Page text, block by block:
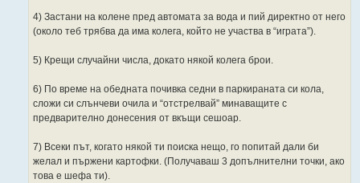
4) Застани на колене пред автомата за вода и пий директно от него
(около теб трябва да има колега, който не участва в “играта”).
5) Крещи случайни числа, докато някой колега брои.
6) По време на обедната почивка седни в паркираната си кола,
сложи си слънчеви очила и “отстрелвай” минаващите с
предварително донесения от вкъщи сешоар.
7) Всеки път, когато някой ти поиска нещо, го попитай дали би
желал и пържени картофки. (Получаваш 3 допълнителни точки, ако
това е шефа ти).